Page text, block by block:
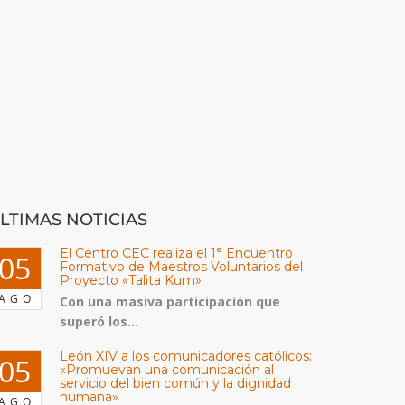
NOTICIAS
El Centro CEC realiza el 1° Encuentro
Formativo de Maestros Voluntarios del
Proyecto «Talita Kum»
Con una masiva participación que
superó los...
León XIV a los comunicadores católicos:
«Promuevan una comunicación al
servicio del bien común y la dignidad
humana»